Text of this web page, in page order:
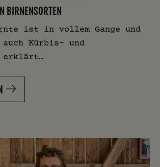
BIRNENSORTEN
ist in vollem Gange und
Kürbis- und
erklärt…